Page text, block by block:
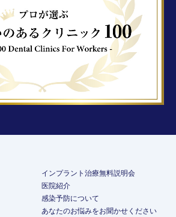
インプラント治療無料説明会
医院紹介
感染予防について
あなたのお悩みをお聞かせください